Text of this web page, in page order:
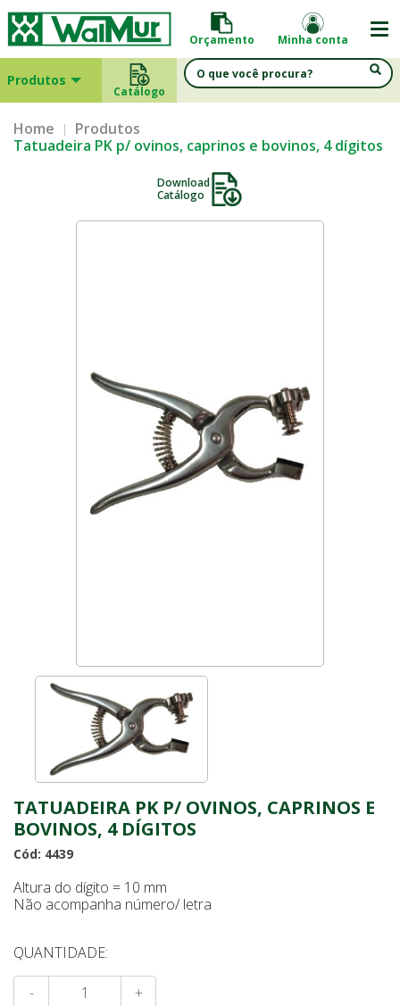
Orçamento Minha conta
Produtos
Catálogo
Home
Produtos
Tatuadeira PK p/ ovinos, caprinos e bovinos, 4 dígitos
Download
Catálogo
TATUADEIRA PK P/ OVINOS, CAPRINOS E
BOVINOS, 4 DÍGITOS
Cód: 4439
Altura do dígito = 10 mm
Não acompanha número/ letra
QUANTIDADE:
- +